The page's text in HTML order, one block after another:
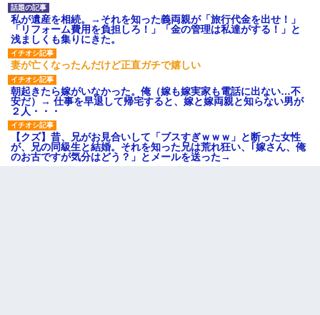
私が遺産を相続。→それを知った義両親が「旅行代金を出せ！」
「リフォーム費用を負担しろ！」「金の管理は私達がする！」と
浅ましくも集りにきた。
妻が亡くなったんだけど正直ガチで嬉しい
朝起きたら嫁がいなかった。俺（嫁も嫁実家も電話に出ない…不
安だ）→ 仕事を早退して帰宅すると、嫁と嫁両親と知らない男が
２人・・・
【クズ】昔、兄がお見合いして「ブスすぎｗｗｗ」と断った女性
が、兄の同級生と結婚。それを知った兄は荒れ狂い、｢嫁さん、俺
のお古ですが気分はどう？」とメールを送った→